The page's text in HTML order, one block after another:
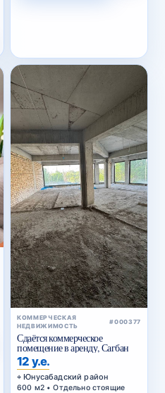
КОММЕРЧЕСКАЯ
НЕДВИЖИМОСТЬ
#000377
Сдаётся коммерческое
помещение в аренду, Сагбан
12 у.е.
Юнусабадский район
600 м2 • Отдельно стоящие